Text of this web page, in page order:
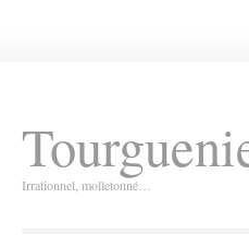
Irrationnel, molletonné…